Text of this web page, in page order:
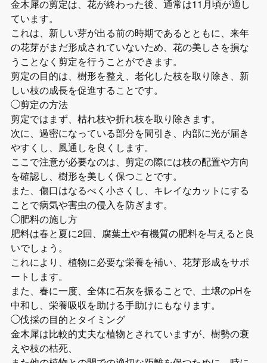
金木犀の剪定は、花が終わった後、通常は11月頃が適し
ています。
これは、新しい芽が出る前の時期であるとともに、来年
の花芽がまだ形成されていないため、花の美しさを損な
うことなく剪定を行うことができます。
剪定の目的は、樹形を整え、老化した枝を取り除き、新
しい枝の成長を促進することです。
◯剪定の方法
剪定ではまず、枯れ枝や折れ枝を取り除きます。
次に、過密になっている部分を間引き、内部に光が届き
やすくし、風通しを良くします。
ここで注意が必要なのは、剪定の際には枝の配置や方向
を確認し、樹形を美しく保つことです。
また、傷口はなるべく小さくし、キレイなカットにする
ことで病気や害虫の侵入を防ぎます。
◯肥料の施し方
肥料は春と夏に2回、腐葉土や有機質の肥料を与えると良
いでしょう。
これにより、植物に必要な栄養を補い、花芽形成をサポ
ートします。
また、春に一度、全体に石灰を振ることで、土壌のpHを
中和し、栄養吸収を助ける手助けにもなります。
◯伐採の目的とタイミング
金木犀は比較的丈夫な植物とされていますが、樹勢の衰
えや枝の枯死、